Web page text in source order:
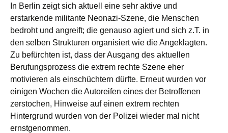
In Berlin zeigt sich aktuell eine sehr aktive und
erstarkende militante Neonazi-Szene, die Menschen
bedroht und angreift; die genauso agiert und sich z.T. in
den selben Strukturen organisiert wie die Angeklagten.
Zu befürchten ist, dass der Ausgang des aktuellen
Berufungsprozess die extrem rechte Szene eher
motivieren als einschüchtern dürfte. Erneut wurden vor
einigen Wochen die Autoreifen eines der Betroffenen
zerstochen, Hinweise auf einen extrem rechten
Hintergrund wurden von der Polizei wieder mal nicht
ernstgenommen.